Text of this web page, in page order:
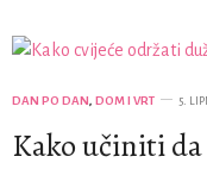
DAN PO DAN, DOM I VRT 5.
Kako učiniti